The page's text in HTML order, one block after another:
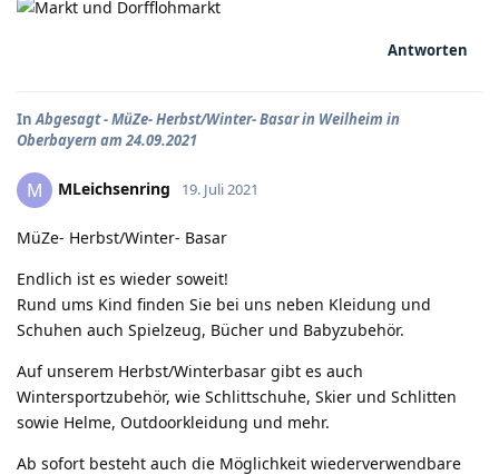
Antworten
InAbgesagt - MüZe- Herbst/Winter- Basar in Weilheim in
Oberbayern am 24.09.2021
M MLeichsenring 19. Juli 2021
MüZe- Herbst/Winter- Basar
Endlich ist es wieder soweit!
Rund ums Kind finden Sie bei uns neben Kleidung und
Schuhen auch Spielzeug, Bücher und Babyzubehör.
Auf unserem Herbst/Winterbasar gibt es auch
Wintersportzubehör, wie Schlittschuhe, Skier und Schlitten
sowie Helme, Outdoorkleidung und mehr.
Ab sofort besteht auch die Möglichkeit wiederverwendbare